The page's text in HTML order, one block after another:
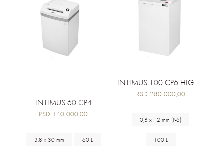
INTIMUS 60 CP4
RSD 140 000,00
3,8 x 30 mm 60 L
INTIMUS 100 CP6 HIGH SECURITY
RSD 280 000,00
0,8 x 12 mm (P-6)
100 L